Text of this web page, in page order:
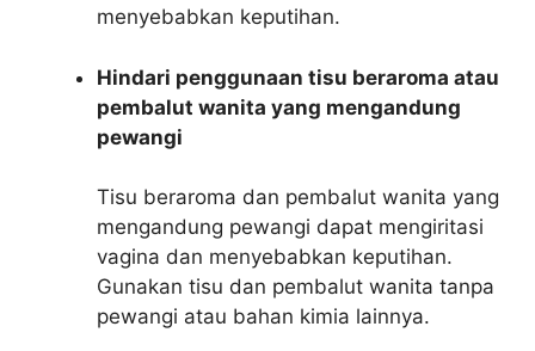
menyebabkan keputihan.
Hindari penggunaan tisu beraroma atau
pembalut wanita yang mengandung
pewangi
Tisu beraroma dan pembalut wanita yang
mengandung pewangi dapat mengiritasi
vagina dan menyebabkan keputihan.
Gunakan tisu dan pembalut wanita tanpa
pewangi atau bahan kimia lainnya.